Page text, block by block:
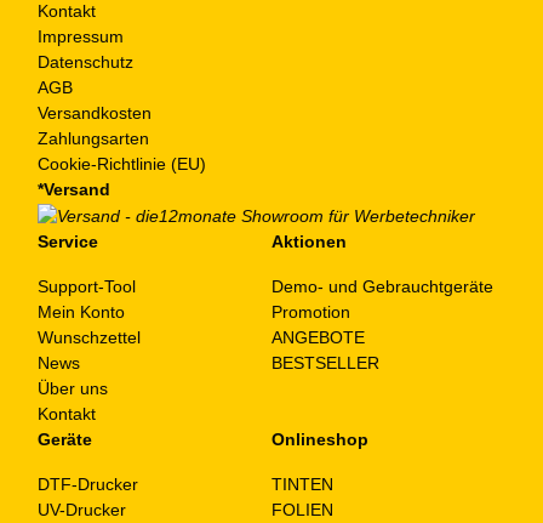
Kontakt
Impressum
Datenschutz
AGB
Versandkosten
Zahlungsarten
Cookie-Richtlinie (EU)
*Versand
Service
Support-Tool
Mein Konto
Wunschzettel
News
Über uns
Kontakt
Aktionen
Demo- und Gebrauchtgeräte
Promotion
ANGEBOTE
BESTSELLER
Geräte
DTF-Drucker
UV-Drucker
Onlineshop
TINTEN
FOLIEN